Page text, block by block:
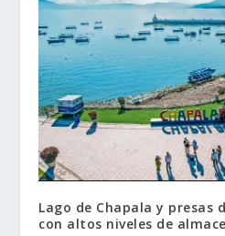
Lago de Chapala y presas
con altos niveles de